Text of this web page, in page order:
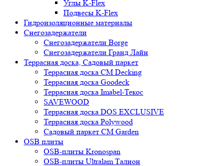
Углы K-Flex
Подвесы K-Flex
Гидроизоляционные материалы
Снегозадержатели
Снегозадержатели Borge
Снегозадержатели Гранд Лайн
Террасная доска, Садовый паркет
Террасная доска CM Decking
Террасная доска Goodeck
Террасная доска Imabel-Текос
SAVEWOOD
Террасная доска DOS EXCLUSIVE
Террасная доска Polywood
Садовый паркет CM Garden
OSB плиты
OSB-плиты Kronospan
OSB-плиты Ultralam Талион